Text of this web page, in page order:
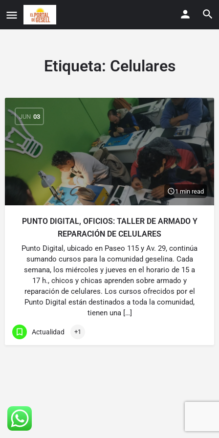
Etiqueta: Celulares
JUN 03
1 min read
PUNTO DIGITAL, OFICIOS: TALLER DE ARMADO Y
REPARACIÓN DE CELULARES
Punto Digital, ubicado en Paseo 115 y Av. 29, continúa
sumando cursos para la comunidad geselina. Cada
semana, los miércoles y jueves en el horario de 15 a
17 h., chicos y chicas aprenden sobre armado y
reparación de celulares. Los cursos ofrecidos por el
Punto Digital están destinados a toda la comunidad,
tienen una […]
Actualidad +1